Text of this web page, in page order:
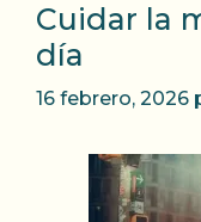
Cuidar la
día
16 febrero, 2026